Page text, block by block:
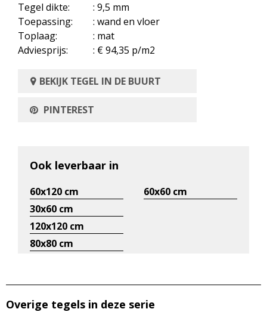
Tegel dikte:
: 9,5 mm
Toepassing:
: wand en vloer
Toplaag:
: mat
Adviesprijs:
: € 94,35 p/m2
BEKIJK TEGEL IN DE BUURT
PINTEREST
Ook leverbaar in
60x120 cm
30x60 cm
120x120 cm
80x80 cm
60x60 cm
Overige tegels in deze serie